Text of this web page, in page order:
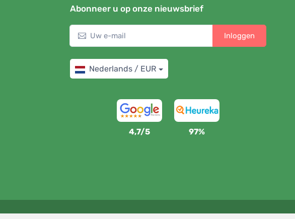
Abonneer u op onze nieuwsbrief
Inloggen
Nederlands / EUR
4,7/5 97%